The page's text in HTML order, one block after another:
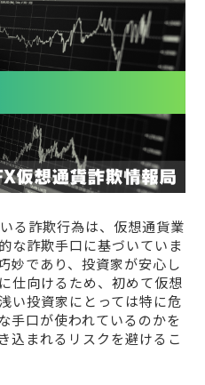
詐欺行為は、仮想通貨業
な詐欺手口に基づいていま
妙であり、投資家が安心し
仕向けるため、初めて仮想
い投資家にとっては特に危
手口が使われているのかを
込まれるリスクを避けるこ